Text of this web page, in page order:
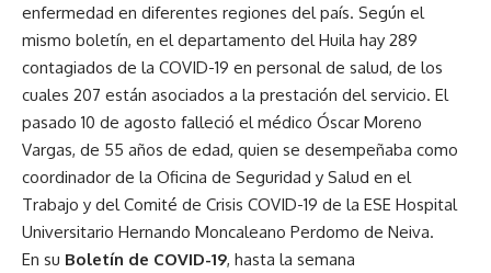
enfermedad en diferentes regiones del país. Según el
mismo boletín, en el departamento del Huila hay 289
contagiados de la COVID-19 en personal de salud, de los
cuales 207 están asociados a la prestación del servicio. El
pasado 10 de agosto falleció el médico Óscar Moreno
Vargas, de 55 años de edad, quien se desempeñaba como
coordinador de la Oficina de Seguridad y Salud en el
Trabajo y del Comité de Crisis COVID-19 de la ESE Hospital
Universitario Hernando Moncaleano Perdomo de Neiva.
En su Boletín de COVID-19, hasta la semana